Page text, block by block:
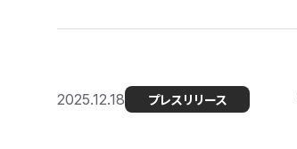
2025.12.18 プレスリリース